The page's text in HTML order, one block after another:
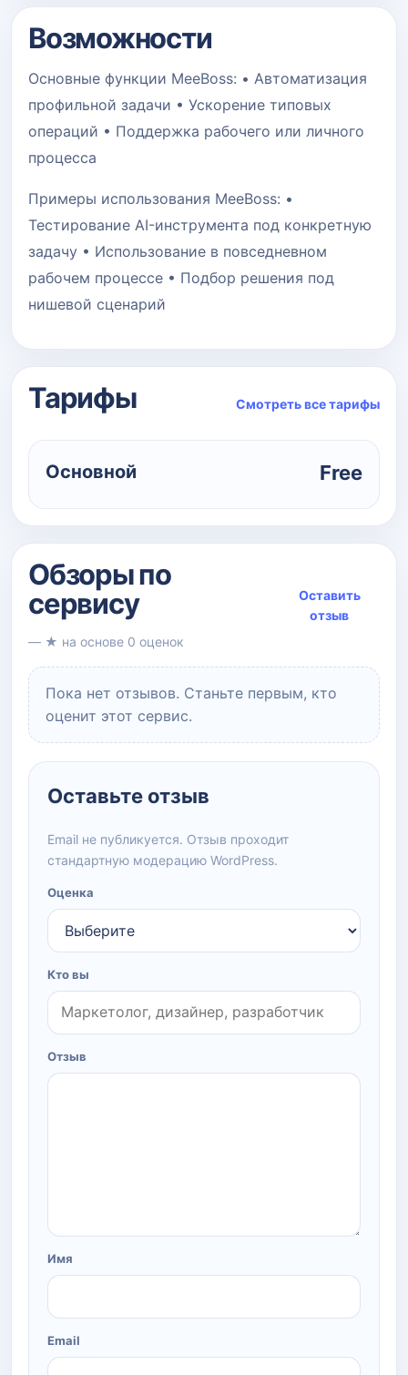
Возможности
Основные функции MeeBoss: • Автоматизация
профильной задачи • Ускорение типовых
операций • Поддержка рабочего или личного
процесса
Примеры использования MeeBoss: •
Тестирование AI-инструмента под конкретную
задачу • Использование в повседневном
рабочем процессе • Подбор решения под
нишевой сценарий
Тарифы Смотреть все тарифы
Основной Free
Обзоры по
сервису
— ★ на основе 0 оценок
Оставить
отзыв
Пока нет отзывов. Станьте первым, кто
оценит этот сервис.
Оставьте отзыв
Email не публикуется. Отзыв проходит
стандартную модерацию WordPress.
Оценка
Кто вы
Отзыв
Имя
Email